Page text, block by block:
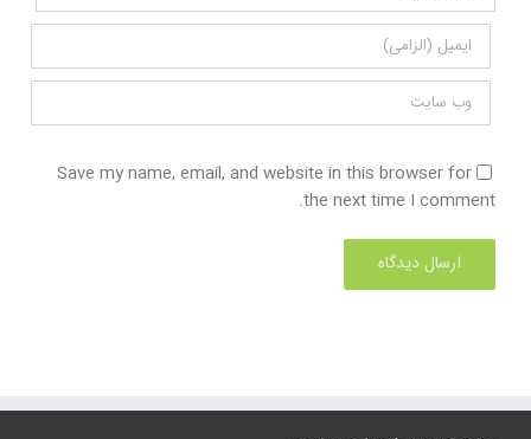
Save my name, email, and website in this browser for
the next time I comment.